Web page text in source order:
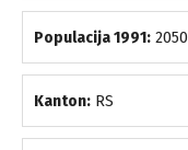
Populacija 1991: 2050
Kanton: RS